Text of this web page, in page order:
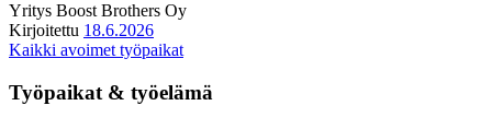
Yritys Boost Brothers Oy
Kirjoitettu 18.6.2026
Kaikki avoimet työpaikat
Työpaikat & työelämä